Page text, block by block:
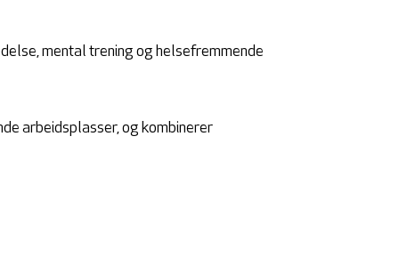
mental trening og helsefremmende
arbeidsplasser, og kombinerer